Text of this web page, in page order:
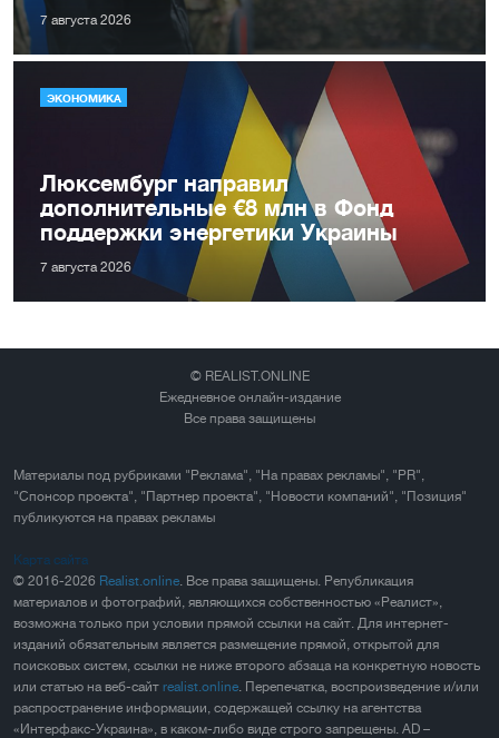
7 августа 2026
ЭКОНОМИКА
Люксембург направил
дополнительные €8 млн в Фонд
поддержки энергетики Украины
7 августа 2026
© REALIST.ONLINE
Ежедневное онлайн-издание
Все права защищены
Материалы под рубриками "Реклама", "На правах рекламы", "PR",
"Спонсор проекта", "Партнер проекта", "Новости компаний", "Позиция"
публикуются на правах рекламы
Карта сайта
© 2016-2026 Realist.online. Все права защищены. Републикация
материалов и фотографий, являющихся собственностью «Реалист»,
возможна только при условии прямой ссылки на сайт. Для интернет-
изданий обязательным является размещение прямой, открытой для
поисковых систем, ссылки не ниже второго абзаца на конкретную новость
или статью на веб-сайт realist.online. Перепечатка, воспроизведение и/или
распространение информации, содержащей ссылку на агентства
«Интерфакс-Украина», в каком-либо виде строго запрещены. AD –